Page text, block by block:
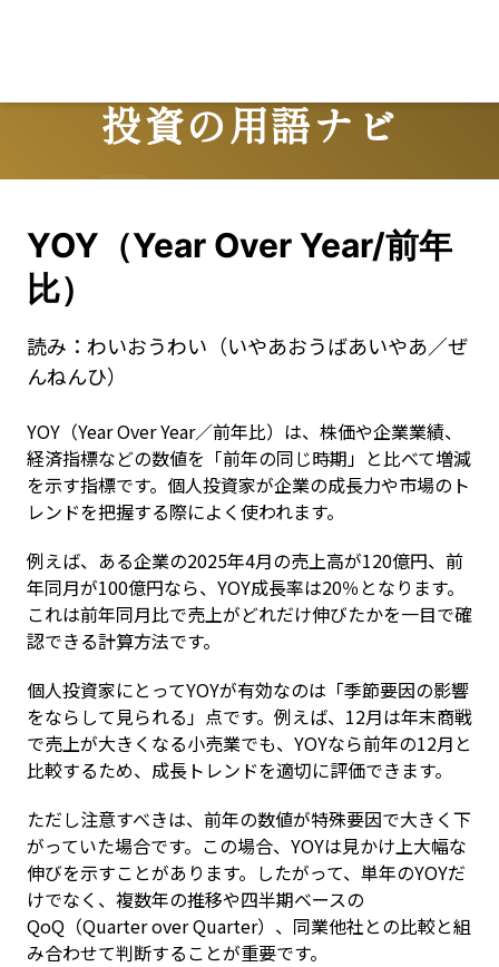
投資の用語ナビ
Terms
YOY（Year Over Year/前年
比）
読み： わいおうわい（いやあおうばあいやあ／ぜ
んねんひ）
YOY（Year Over Year／前年比）は、株価や企業業績、
経済指標などの数値を「前年の同じ時期」と比べて増減
を示す指標です。個人投資家が企業の成長力や市場のト
レンドを把握する際によく使われます。
例えば、ある企業の2025年4月の売上高が120億円、前
年同月が100億円なら、YOY成長率は20％となります。
これは前年同月比で売上がどれだけ伸びたかを一目で確
認できる計算方法です。
個人投資家にとってYOYが有効なのは「季節要因の影響
をならして見られる」点です。例えば、12月は年末商戦
で売上が大きくなる小売業でも、YOYなら前年の12月と
比較するため、成長トレンドを適切に評価できます。
ただし注意すべきは、前年の数値が特殊要因で大きく下
がっていた場合です。この場合、YOYは見かけ上大幅な
伸びを示すことがあります。したがって、単年のYOYだ
けでなく、複数年の推移や四半期ベースの
QoQ（Quarter over Quarter）、同業他社との比較と組
み合わせて判断することが重要です。